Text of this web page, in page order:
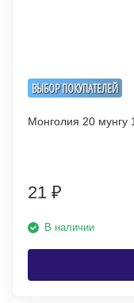
ВЫБОР ПОКУПАТЕЛЕЙ
21 ₽
В наличии